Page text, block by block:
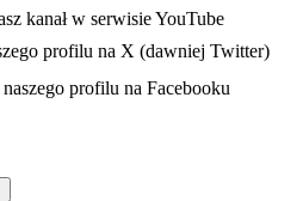
w nowej karcie
kanał w serwisie YouTube
profilu na X (dawniej Twitter)
się w nowej karcieprofilu na Facebooku